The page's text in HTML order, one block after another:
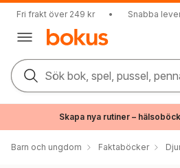
Fri frakt över 249 kr • Snabba
Sök bok, spel, pussel,
Skapa nya rutiner –
Barn och ungdom Faktaböcker